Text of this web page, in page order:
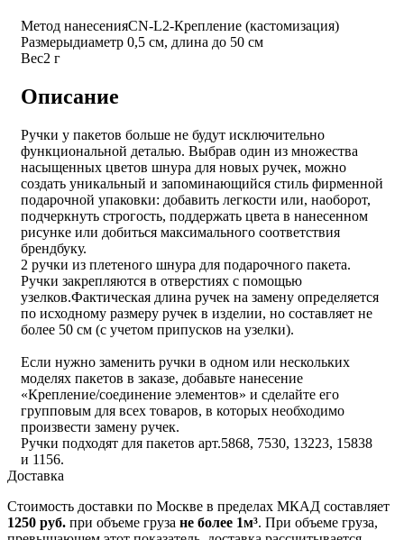
Метод нанесенияCN-L2-Крепление (кастомизация)
Размерыдиаметр 0,5 см, длина до 50 см
Вес2 г
Описание
Ручки у пакетов больше не будут исключительно
функциональной деталью. Выбрав один из множества
насыщенных цветов шнура для новых ручек, можно
создать уникальный и запоминающийся стиль фирменной
подарочной упаковки: добавить легкости или, наоборот,
подчеркнуть строгость, поддержать цвета в нанесенном
рисунке или добиться максимального соответствия
брендбуку.
2 ручки из плетеного шнура для подарочного пакета.
Ручки закрепляются в отверстиях с помощью
узелков.Фактическая длина ручек на замену определяется
по исходному размеру ручек в изделии, но составляет не
более 50 см (с учетом припусков на узелки).
Если нужно заменить ручки в одном или нескольких
моделях пакетов в заказе, добавьте нанесение
«Крепление/соединение элементов» и сделайте его
групповым для всех товаров, в которых необходимо
произвести замену ручек.
Ручки подходят для пакетов арт.5868, 7530, 13223, 15838
и 1156.
Доставка
Стоимость доставки по Москве в пределах МКАД составляет
1250 руб. при объеме груза не более 1м³. При объеме груза,